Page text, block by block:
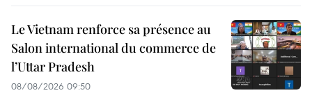
Le Vietnam renforce sa présence au
Salon international du commerce de
l’Uttar Pradesh
08/08/2026 09:50